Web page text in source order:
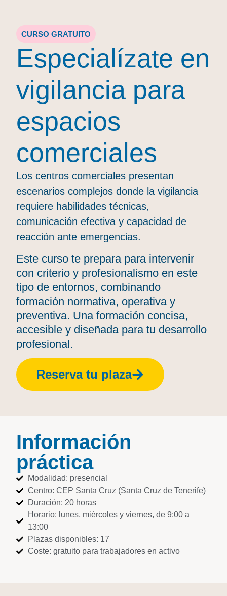
CURSO GRATUITO
Especialízate en
vigilancia para
espacios
comerciales
Los centros comerciales presentan
escenarios complejos donde la vigilancia
requiere habilidades técnicas,
comunicación efectiva y capacidad de
reacción ante emergencias.
Este curso te prepara para intervenir
con criterio y profesionalismo en este
tipo de entornos, combinando
formación normativa, operativa y
preventiva. Una formación concisa,
accesible y diseñada para tu desarrollo
profesional.
Reserva tu plaza
Información
práctica
Modalidad: presencial
Centro: CEP Santa Cruz (Santa Cruz de Tenerife)
Duración: 20 horas
Horario: lunes, miércoles y viernes, de 9:00 a
13:00
Plazas disponibles: 17
Coste: gratuito para trabajadores en activo